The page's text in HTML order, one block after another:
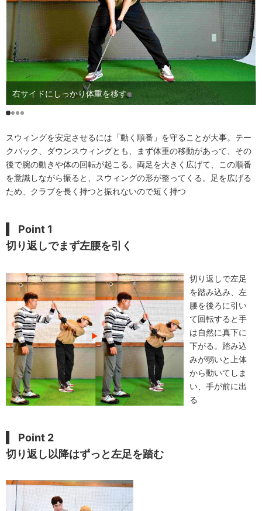
右サイドにしっかり体重を移す
スウィングを安定させるには「動く順番」を守ることが大事。テー
クバック、ダウンスウィングとも、まず体重の移動があって、その
後で腕の動きや体の回転が起こる。両足を大きく広げて、この順番
を意識しながら振ると、スウィングの形が整ってくる。足を広げる
ため、クラブを長く持つと振れないので短く持つ
Point 1
切り返しでまず左腰を引く
切り返しで左足
を踏み込み、左
腰を後ろに引い
て回転すると手
は自然に真下に
下がる。踏み込
みが弱いと上体
から動いてしま
い、手が前に出
る
Point 2
切り返し以降はずっと左足を踏む